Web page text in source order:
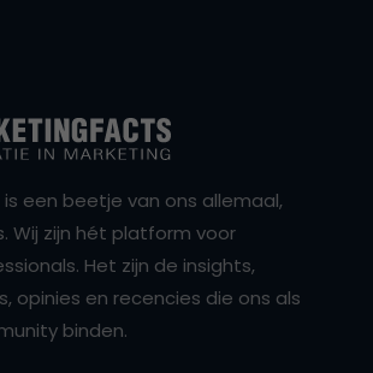
een beetje van ons allemaal,
Wij zijn hét platform voor
Het zijn de insights,
opinies en recencies die ons als
binden.